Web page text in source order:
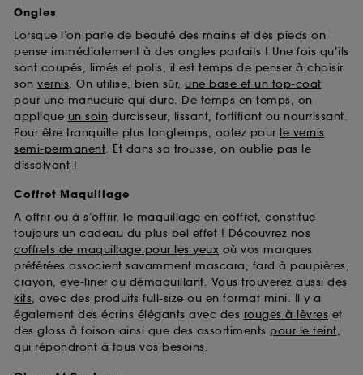
Ongles
Lorsque l’on parle de beauté des mains et des pieds on
pense immédiatement à des ongles parfaits ! Une fois qu’ils
sont coupés, limés et polis, il est temps de penser à choisir
son vernis. On utilise, bien sûr, une base et un top-coat
pour une manucure qui dure. De temps en temps, on
applique un soin durcisseur, lissant, fortifiant ou nourrissant.
Pour être tranquille plus longtemps, optez pour le vernis
semi-permanent. Et dans sa trousse, on oublie pas le
dissolvant !
Coffret Maquillage
A offrir ou à s’offrir, le maquillage en coffret, constitue
toujours un cadeau du plus bel effet ! Découvrez nos
coffrets de maquillage pour les yeux où vos marques
préférées associent savamment mascara, fard à paupières,
crayon, eye-liner ou démaquillant. Vous trouverez aussi des
kits, avec des produits full-size ou en format mini. Il y a
également des écrins élégants avec des rouges à lèvres et
des gloss à foison ainsi que des assortiments pour le teint,
qui répondront à tous vos besoins.
utilisés,